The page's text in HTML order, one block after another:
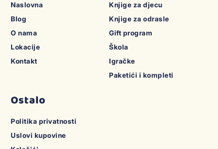
Naslovna
Blog
O nama
Lokacije
Kontakt
Knjige za djecu
Knjige za odrasle
Gift program
Škola
Igračke
Paketići i kompleti
Ostalo
Politika privatnosti
Uslovi kupovine